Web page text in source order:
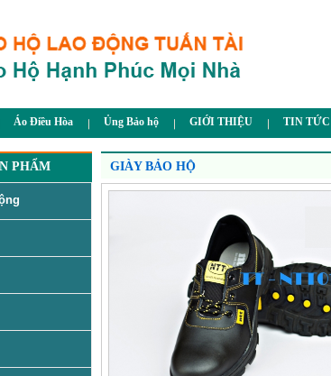
Áo Điều Hòa Ủng Bảo hộ GIỚI THIỆU TIN TỨC
PHẨM GIÀY BẢO HỘ